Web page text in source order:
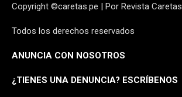
Copyright ©caretas.pe | Por Revista Caretas
Todos los derechos reservados
ANUNCIA CON NOSOTROS
¿TIENES UNA DENUNCIA? ESCRÍBENOS